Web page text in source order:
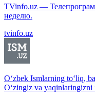
TVinfo.uz —
неделю.
tvinfo.uz
O‘zbek Ismlarning to‘liq,
O‘zingiz va